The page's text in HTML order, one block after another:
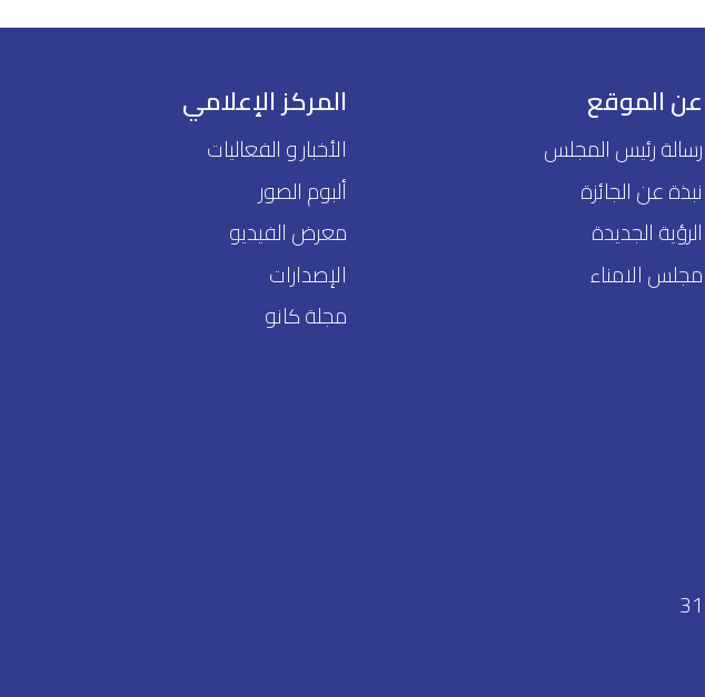
عن الموقع
رسالة رئيس المجلس
نبذة عن الجائزة
الرؤية الجديدة
مجلس الامناء
المركز الإعلامي
الأخبار و الفعاليات
ألبوم الصور
معرض الفيديو
الإصدارات
مجلة كانو